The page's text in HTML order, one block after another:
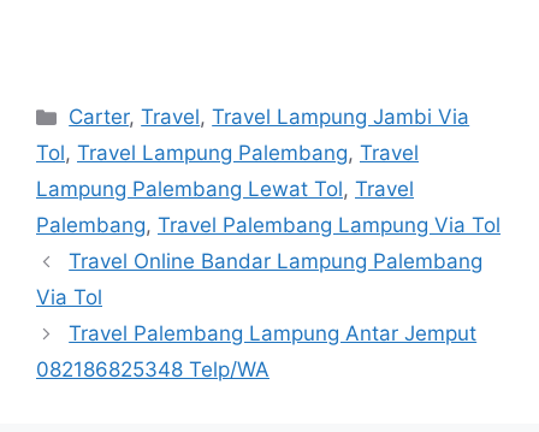
Kategori
Carter,Travel,Travel Lampung Jambi Via
Tol, Travel Lampung Palembang, Travel
Lampung Palembang Lewat Tol, Travel
Palembang, Travel Palembang Lampung Via Tol
Navigasi
Tulisan
Travel Online Bandar Lampung Palembang
Via Tol
Travel Palembang Lampung Antar Jemput
082186825348 Telp/WA